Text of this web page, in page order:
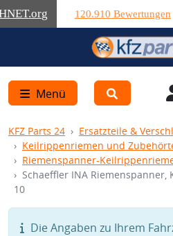
.org 120.910 Bewertungen
Menü
KFZ Parts 24 Ersatzteile &
Keilrippenriemen und
Riemenspanner-
Schaeffler INA Riemenspanner,
10
Die Angaben zu Ihrem